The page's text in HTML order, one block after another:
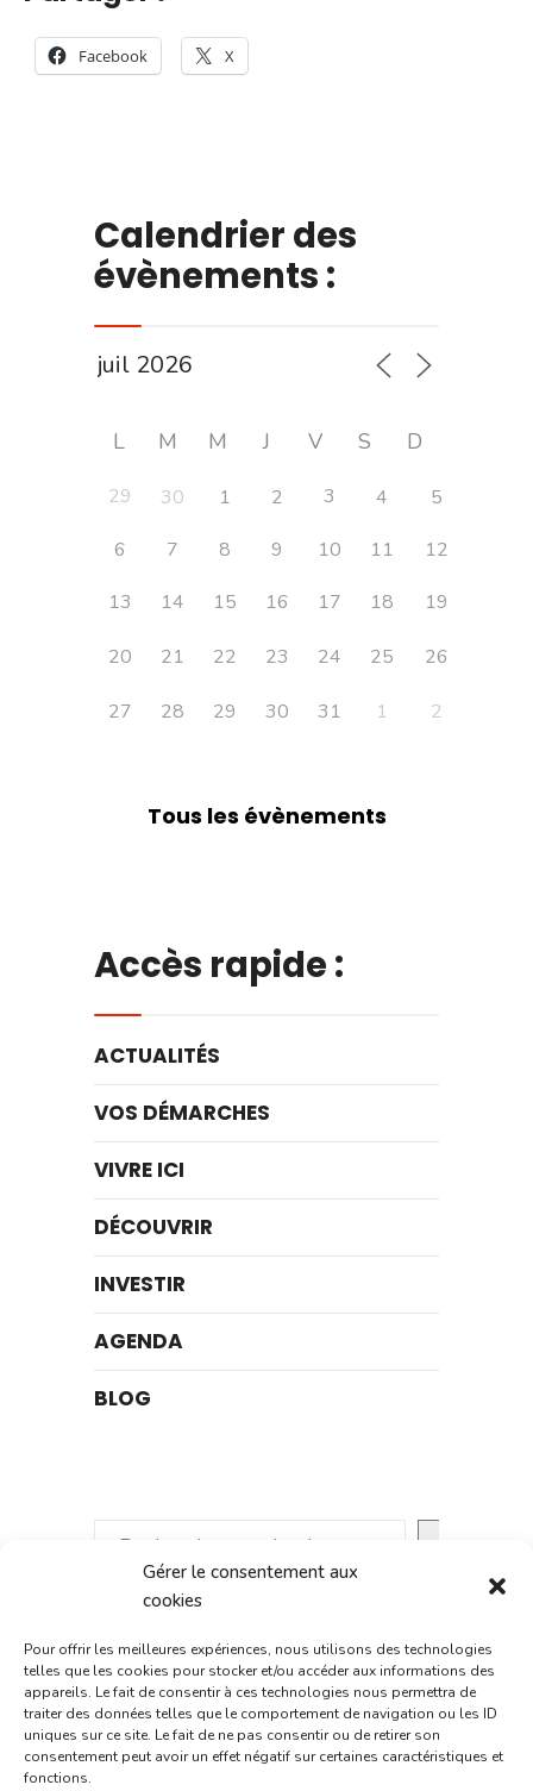
Gérer le consentement aux
cookies
Pour offrir les meilleures expériences, nous utilisons des technologies
telles que les cookies pour stocker et/ou accéder aux informations des
appareils. Le fait de consentir à ces technologies nous permettra de
traiter des données telles que le comportement de navigation ou les ID
uniques sur ce site. Le fait de ne pas consentir ou de retirer son
consentement peut avoir un effet négatif sur certaines caractéristiques et
fonctions.
Facebook X
Calendrier des
évènements :
L M M J V S D
29 30 1 2 3 4
5
6
7 8 9 10 11
12
13
14 15 16 17 18 19
20 21 22 23 24 25 26
27 28 29 30 31 1 2
Tous les évènements
Accès rapide :
ACTUALITÉS
VOS DÉMARCHES
VIVRE ICI
DÉCOUVRIR
INVESTIR
AGENDA
BLOG
Rechercher
Accès rapide :